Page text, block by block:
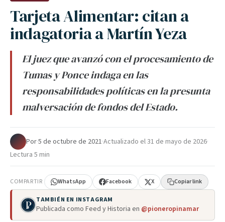
Tarjeta Alimentar: citan a
indagatoria a Martín Yeza
El juez que avanzó con el procesamiento de
Tumas y Ponce indaga en las
responsabilidades políticas en la presunta
malversación de fondos del Estado.
Por·5 de octubre de 2021·Actualizado el31 de mayo de 2026·
Lectura 5 min
COMPARTIR WhatsApp Facebook X Copiar link
TAMBIÉN EN INSTAGRAM
Publicada como Feed y Historia en @pioneropinamar